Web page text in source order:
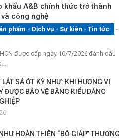
khẩu A&B chính thức trở thành
công nghệ
phẩm - Dịch vụ - Sự kiện - Tin tức
-
được cấp ngày 10/7/2026 đánh dấu
LÁT SẢ ỚT KỲ NHƯ: KHI HƯƠNG VỊ
ĐƯỢC BẢO VỆ BẰNG KIỂU DÁNG
HOÀN THIỆN “BỘ GIÁP” THƯƠNG